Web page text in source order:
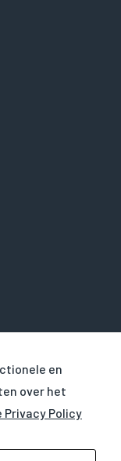
en
over het
Privacy Policy